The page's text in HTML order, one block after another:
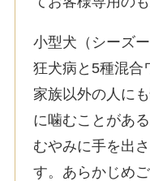
小型犬（シーズ
狂犬病と5種混合
家族以外の人に
に噛むことがある
むやみに手を出
す。あらかじめ